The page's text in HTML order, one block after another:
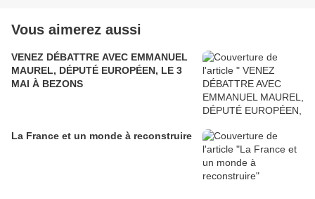
Vous aimerez aussi
VENEZ DÉBATTRE AVEC EMMANUEL
MAUREL, DÉPUTÉ EUROPÉEN, LE 3
MAI À BEZONS
La France et un monde à reconstruire